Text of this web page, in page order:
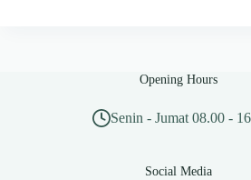
Opening Hours
Senin - Jumat 08.00 -
Social Media